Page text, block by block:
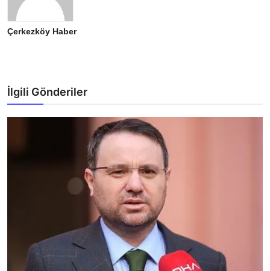
Çerkezköy Haber
İlgili Gönderiler